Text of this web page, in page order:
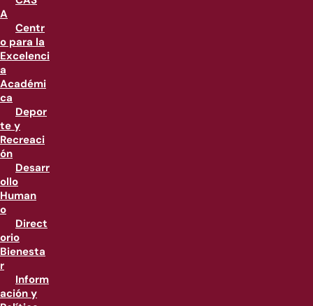
A
Centr
o para la
Excelenci
a
Académi
ca
Depor
te y
Recreaci
ón
Desarr
ollo
Human
o
Direct
orio
Bienesta
r
Inform
ación y